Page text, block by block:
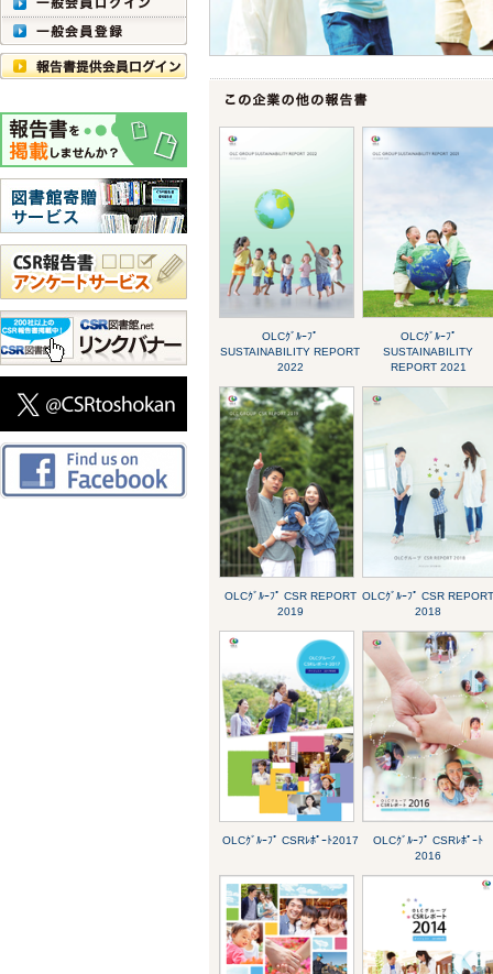
OLCｸﾞﾙｰﾌﾟ
SUSTAINABILITY REPORT
2022
OLCｸﾞﾙｰﾌﾟ
SUSTAINABILITY
REPORT 2021
OLCｸﾞﾙｰﾌﾟ CSR REPORT
2019
OLCｸﾞﾙｰﾌﾟ CSR
2018
OLCｸﾞﾙｰﾌﾟ CSRﾚﾎﾟｰﾄ2017
OLCｸﾞﾙｰﾌﾟ CSRﾚﾎﾟｰﾄ
2016